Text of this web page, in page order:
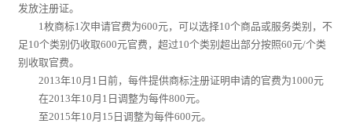
发放注册证。
1枚商标1次申请官费为600元，可以选择10个商品或服务类别，不
足10个类别仍收取600元官费，超过10个类别超出部分按照60元/个类
别收取官费。
2013年10月1日前，每件提供商标注册证明申请的官费为1000元
在2013年10月1日调整为每件800元。
至2015年10月15日调整为每件600元。